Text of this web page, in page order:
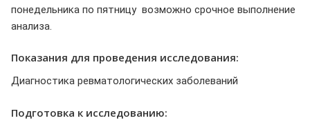
понедельника по пятницу возможно срочное выполнение
анализа.
Показания для проведения исследования:
Диагностика ревматологических заболеваний
Подготовка к исследованию: